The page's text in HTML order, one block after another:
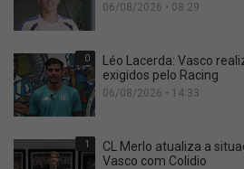
06/08/2026 • 08:29
0
Léo Lacerda: Vasco
exigidos pelo Racing
06/08/2026 • 14:33
1
CL Merlo atualiza a
Vasco com Colidio